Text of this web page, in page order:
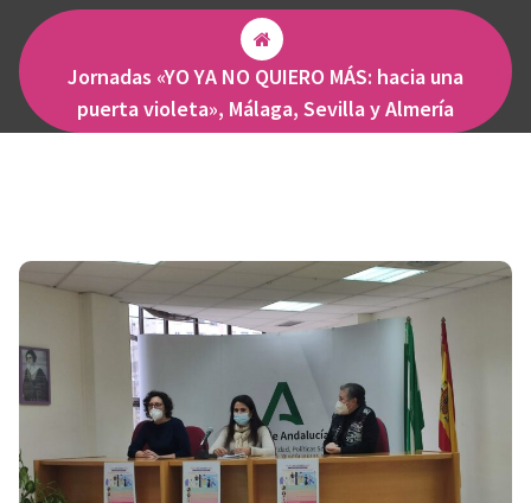
Jornadas «YO YA NO QUIERO MÁS: hacia una
puerta violeta», Málaga, Sevilla y Almería